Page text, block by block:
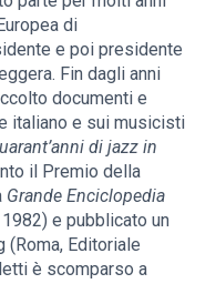
di
e poi presidente
Fin dagli anni
documenti e
italiano e sui musicisti
di jazz in
il Premio della
Grande Enciclopedia
e pubblicato un
(Roma, Editoriale
è scomparso a